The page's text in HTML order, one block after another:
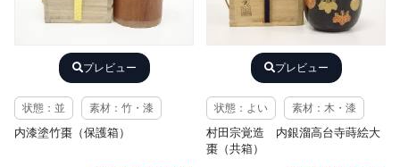
プレビュー
状態：並 素材：竹・漆
内漆塗竹棗（保護箱）
プレビュー
状態：よい 素材：木・漆
村田宗覚造 内銀溜高台寺蒔絵大
棗（共箱）